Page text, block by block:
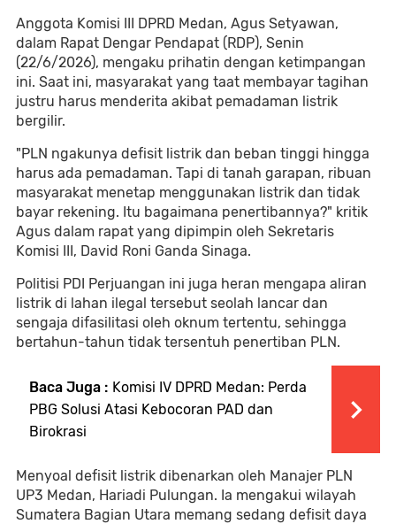
Anggota Komisi III DPRD Medan, Agus Setyawan,
dalam Rapat Dengar Pendapat (RDP), Senin
(22/6/2026), mengaku prihatin dengan ketimpangan
ini. Saat ini, masyarakat yang taat membayar tagihan
justru harus menderita akibat pemadaman listrik
bergilir.
"PLN ngakunya defisit listrik dan beban tinggi hingga
harus ada pemadaman. Tapi di tanah garapan, ribuan
masyarakat menetap menggunakan listrik dan tidak
bayar rekening. Itu bagaimana penertibannya?" kritik
Agus dalam rapat yang dipimpin oleh Sekretaris
Komisi III, David Roni Ganda Sinaga.
Politisi PDI Perjuangan ini juga heran mengapa aliran
listrik di lahan ilegal tersebut seolah lancar dan
sengaja difasilitasi oleh oknum tertentu, sehingga
bertahun-tahun tidak tersentuh penertiban PLN.
Baca Juga : Komisi IV DPRD Medan: Perda
PBG Solusi Atasi Kebocoran PAD dan
Birokrasi
Menyoal defisit listrik dibenarkan oleh Manajer PLN
UP3 Medan, Hariadi Pulungan. Ia mengakui wilayah
Sumatera Bagian Utara memang sedang defisit daya